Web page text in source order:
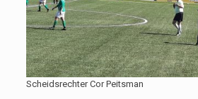
Scheidsrechter Cor Peitsman